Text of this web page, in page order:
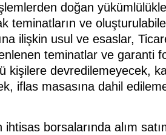
doğan
teminatların ve
ilişkin usul ve esaslar,
teminatlar ve garanti
kişilere devredilemeyecek,
iflas masasına dahil
borsalarında alım